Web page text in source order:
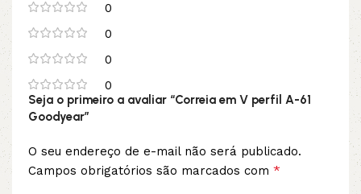
0
0
0
0
Seja o primeiro a avaliar “Correia em V perfil A-61
Goodyear”
O seu endereço de e-mail não será publicado.
Campos obrigatórios são marcados com *